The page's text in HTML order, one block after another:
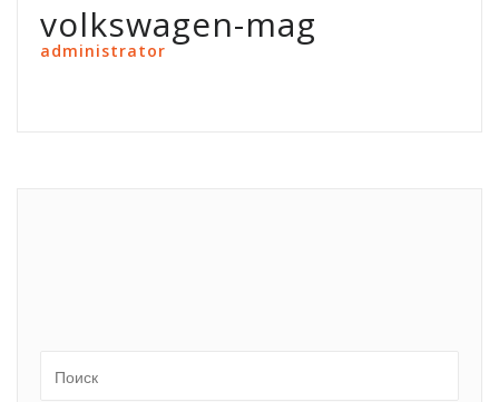
volkswagen-mag
administrator